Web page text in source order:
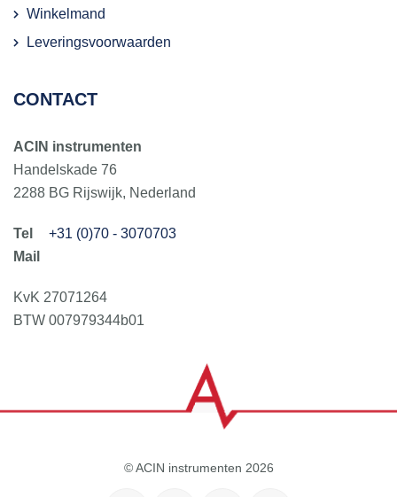
Winkelmand
Leveringsvoorwaarden
CONTACT
ACIN instrumenten
Handelskade 76
2288 BG Rijswijk, Nederland
+31 (0)70 - 3070703
KvK 27071264
BTW 007979344b01
© ACIN instrumenten 2026